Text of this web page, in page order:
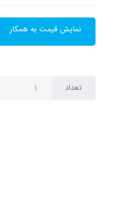
نمایش قیمت به همکار
تعداد